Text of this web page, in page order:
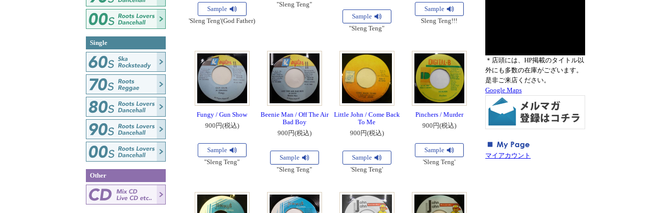
Sample
'Sleng Teng'(God Father)
"Sleng Teng"
Sample
"Sleng Teng"
Sample
Sleng Teng!!!
Fungy / Gun Show
900円(税込)
Sample
"Sleng Teng"
Beenie Man / Off The Air
Bad Boy
900円(税込)
Sample
"Sleng Teng"
Little John / Come Back
To Me
900円(税込)
Sample
'Sleng Teng'
Pinchers / Murder
900円(税込)
Sample
'Sleng Teng'
Single
Other
＊店頭には、HP掲載のタイトル以
外にも多数の在庫がございます。
是非ご来店ください。
Google Maps
マイアカウント